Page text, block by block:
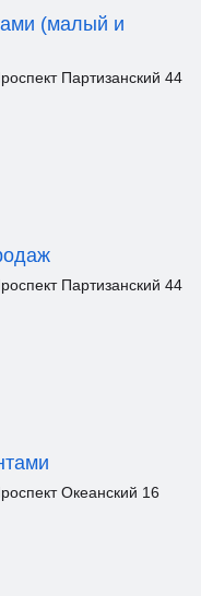
(малый и
Партизанский 44
Партизанский 44
Океанский 16